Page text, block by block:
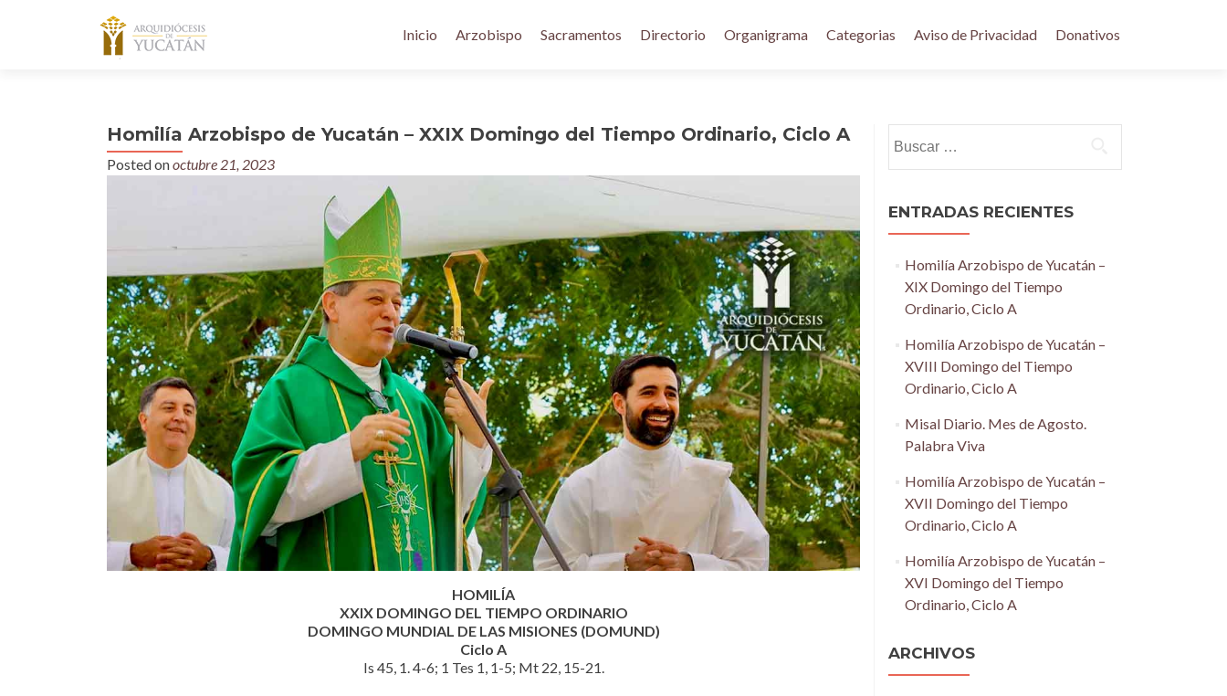
Inicio Arzobispo Sacramentos Directorio Organigrama Categorias Aviso de Privacidad Donativos
Homilía Arzobispo de Yucatán – XXIX Domingo del Tiempo Ordinario, Ciclo A
Posted onoctubre 21, 2023
HOMILÍA
XXIX DOMINGO DEL TIEMPO ORDINARIO
DOMINGO MUNDIAL DE LAS MISIONES (DOMUND)
Ciclo A
Is 45, 1. 4-6; 1 Tes 1, 1-5; Mt 22, 15-21.
ENTRADAS RECIENTES
Homilía Arzobispo de Yucatán –
XIX Domingo del Tiempo
Ordinario, Ciclo A
Homilía Arzobispo de Yucatán –
XVIII Domingo del Tiempo
Ordinario, Ciclo A
Misal Diario. Mes de Agosto.
Palabra Viva
Homilía Arzobispo de Yucatán –
XVII Domingo del Tiempo
Ordinario, Ciclo A
Homilía Arzobispo de Yucatán –
XVI Domingo del Tiempo
Ordinario, Ciclo A
ARCHIVOS